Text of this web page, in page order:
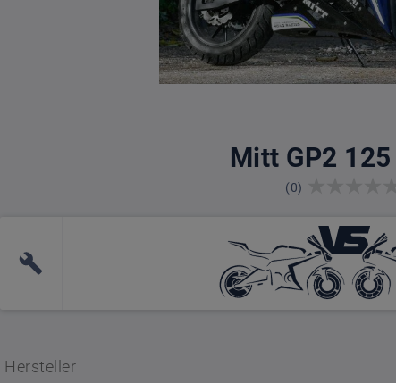
Mitt GP2
(0)
Hersteller